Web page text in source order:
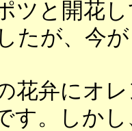
ツと開花
たが、今
花弁にオレ
す。しか